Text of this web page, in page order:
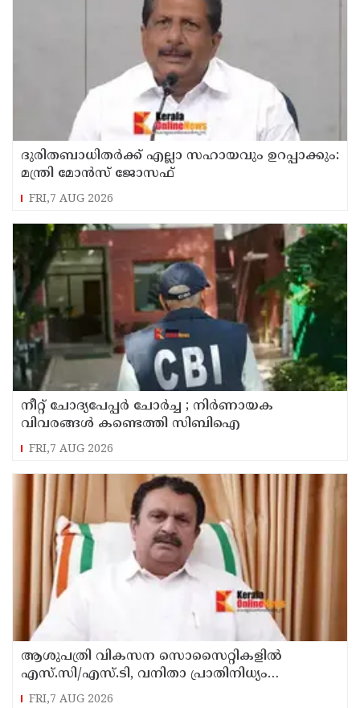
ദുരിതബാധിതർക്ക് എല്ലാ സഹായവും ഉറപ്പാക്കും:
മന്ത്രി മോൻസ് ജോസഫ്
FRI,7 AUG 2026
നീറ്റ് ചോദ്യപേപ്പർ ചോർച്ച ; നിർണായക
വിവരങ്ങൾ കണ്ടെത്തി സിബിഐ
FRI,7 AUG 2026
ആശുപത്രി വികസന സൊസൈറ്റികളിൽ
എസ്.സി/എസ്.ടി, വനിതാ പ്രാതിനിധ്യം
ഉൾപ്പെടുത്തി ഉത്തരവായി : മന്ത്രി കെ.മുരളീധരൻ
FRI,7 AUG 2026